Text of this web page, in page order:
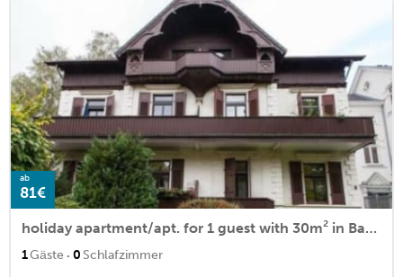
ab
81€
holiday apartment/apt. for 1 guest with 30m² in Bad Oeynhausen (167930)
1Gäste · 0 Schlafzimmer